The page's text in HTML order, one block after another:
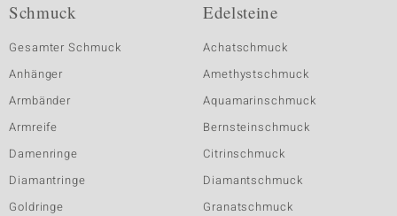
Schmuck
Gesamter Schmuck
Anhänger
Armbänder
Armreife
Damenringe
Diamantringe
Goldringe
Edelsteine
Achatschmuck
Amethystschmuck
Aquamarinschmuck
Bernsteinschmuck
Citrinschmuck
Diamantschmuck
Granatschmuck